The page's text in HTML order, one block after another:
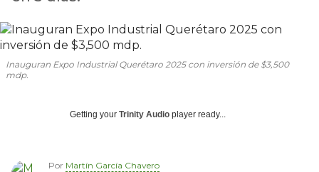
Inauguran Expo Industrial Querétaro 2025 con inversión de $3,500
mdp.
Getting your Trinity Audio player ready...
Por Martín García Chavero